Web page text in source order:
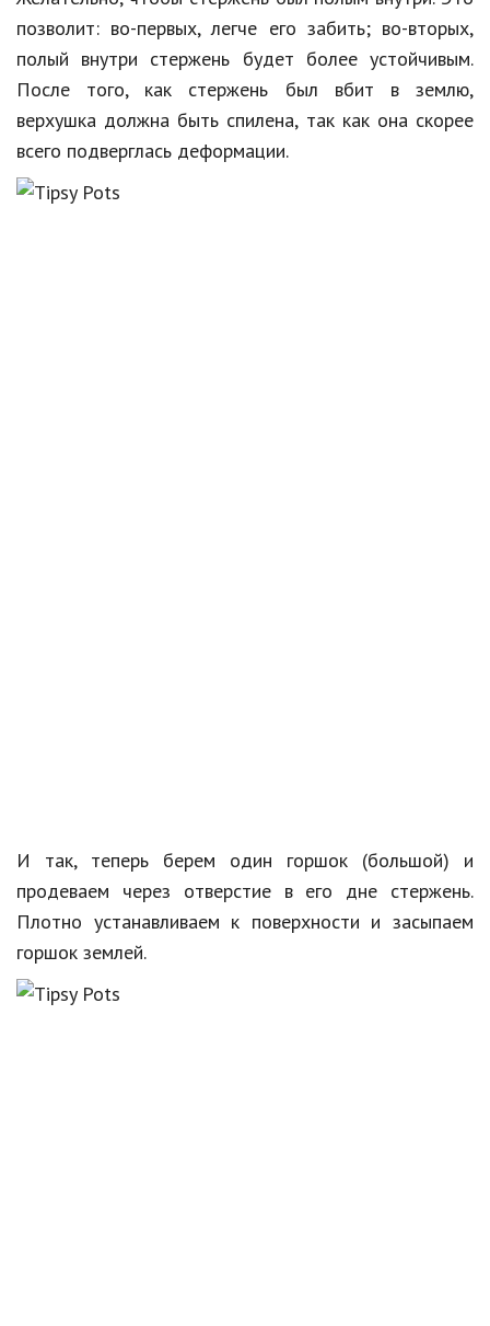
позволит: во-первых, легче его забить; во-вторых,
полый внутри стержень будет более устойчивым.
После того, как стержень был вбит в землю,
верхушка должна быть спилена, так как она скорее
всего подверглась деформации.
И так, теперь берем один горшок (большой) и
продеваем через отверстие в его дне стержень.
Плотно устанавливаем к поверхности и засыпаем
горшок землей.